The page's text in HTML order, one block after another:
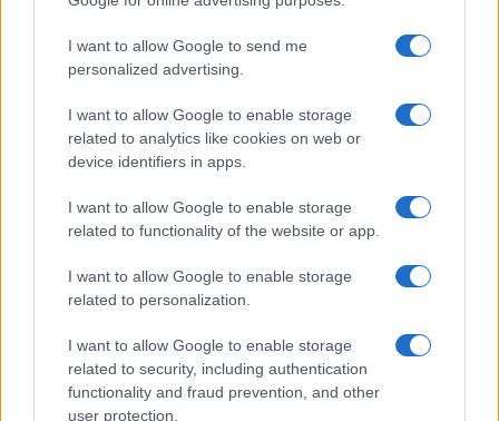
I want to allow Google to send me
personalized advertising.
I want to allow Google to enable storage
related to analytics like cookies on web or
device identifiers in apps.
I want to allow Google to enable storage
related to functionality of the website or app.
I want to allow Google to enable storage
related to personalization.
I want to allow Google to enable storage
related to security, including authentication
functionality and fraud prevention, and other
user protection.
Infantino, non hai capito nulla!
13 Giugno 2026, 10:00